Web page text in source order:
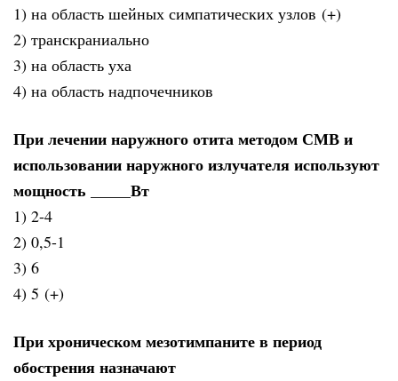
1) на область шейных симпатических узлов (+)
2) транскраниально
3) на область уха
4) на область надпочечников
При лечении наружного отита методом СМВ и
использовании наружного излучателя используют
мощность _____Вт
1) 2-4
2) 0,5-1
3) 6
4) 5 (+)
При хроническом мезотимпаните в период
обострения назначают